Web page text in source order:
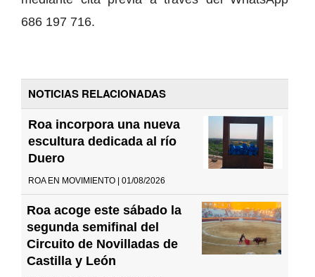
686 197 716.
NOTICIAS RELACIONADAS
Roa incorpora una nueva
escultura dedicada al río
Duero
ROA EN MOVIMIENTO | 01/08/2026
Roa acoge este sábado la
segunda semifinal del
Circuito de Novilladas de
Castilla y León